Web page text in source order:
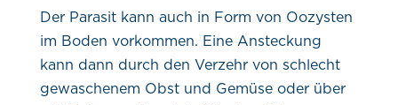
Der Parasit kann auch in Form von Oozysten
im Boden vorkommen. Eine Ansteckung
kann dann durch den Verzehr von schlecht
gewaschenem Obst und Gemüse oder über